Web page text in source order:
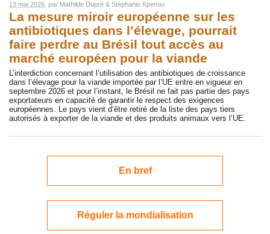
13 mai 2026, par Mathilde Dupré & Stéphanie Kpenou
La mesure miroir européenne sur les
antibiotiques dans l’élevage, pourrait
faire perdre au Brésil tout accès au
marché européen pour la viande
L’interdiction concernant l’utilisation des antibiotiques de croissance
dans l’élevage pour la viande importée par l’UE entre en vigueur en
septembre 2026 et pour l’instant, le Brésil ne fait pas partie des pays
exportateurs en capacité de garantir le respect des exigences
européennes. Le pays vient d’être retiré de la liste des pays tiers
autorisés à exporter de la viande et des produits animaux vers l’UE.
En bref
Réguler la mondialisation